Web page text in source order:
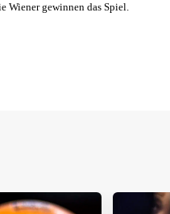
Wiener gewinnen das Spiel.